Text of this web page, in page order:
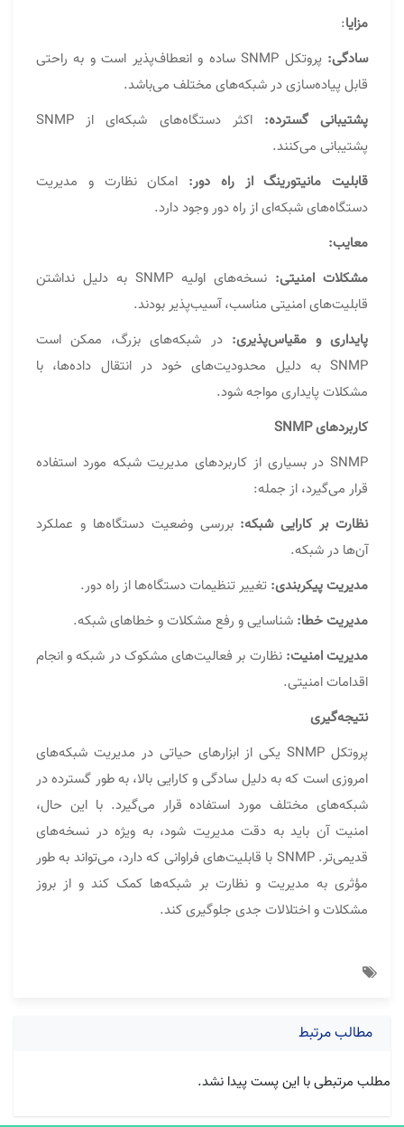
مزایا:
سادگی:
پروتکل SNMP ساده و انعطاف‌پذیر است و به راحتی
قابل پیاده‌سازی در شبکه‌های مختلف می‌باشد.
پشتیبانی گسترده:
اکثر دستگاه‌های شبکه‌ای از SNMP
پشتیبانی می‌کنند.
قابلیت مانیتورینگ از راه دور: امکان نظارت و مدیریت
دستگاه‌های شبکه‌ای از راه دور وجود دارد.
معایب:
مشکلات امنیتی:
نسخه‌های اولیه SNMP به دلیل نداشتن
قابلیت‌های امنیتی مناسب، آسیب‌پذیر بودند.
پایداری و مقیاس‌پذیری: در شبکه‌های بزرگ، ممکن است
SNMP به دلیل محدودیت‌های خود در انتقال داده‌ها، با
مشکلات پایداری مواجه شود.
کاربردهای SNMP
SNMP در بسیاری از کاربردهای مدیریت شبکه مورد استفاده
قرار می‌گیرد، از جمله:
نظارت بر کارایی شبکه: بررسی وضعیت دستگاه‌ها و عملکرد
آن‌ها در شبکه.
مدیریت پیکربندی: تغییر تنظیمات دستگاه‌ها از راه دور.
مدیریت خطا: شناسایی و رفع مشکلات و خطاهای شبکه.
مدیریت امنیت: نظارت بر فعالیت‌های مشکوک در شبکه و انجام
اقدامات امنیتی.
نتیجه‌گیری
پروتکل SNMP یکی از ابزارهای حیاتی در مدیریت شبکه‌های
امروزی است که به دلیل سادگی و کارایی بالا، به طور گسترده در
شبکه‌های مختلف مورد استفاده قرار می‌گیرد. با این حال،
امنیت آن باید به دقت مدیریت شود، به ویژه در نسخه‌های
قدیمی‌تر. SNMP با قابلیت‌های فراوانی که دارد، می‌تواند به طور
مؤثری به مدیریت و نظارت بر شبکه‌ها کمک کند و از بروز
مشکلات و اختلالات جدی جلوگیری کند.
مطالب مرتبط
مطلب مرتبطی با این پست پیدا نشد.